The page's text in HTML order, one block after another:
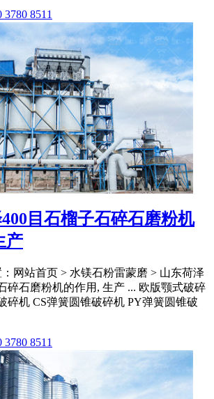
8511
目石榴子石碎石磨粉机
产
网站首页 > 水镁石粉雷蒙磨 > 山东荷泽
碎石磨粉机的作用, 生产 ... 欧版颚式破碎
碎机 CS弹簧圆锥破碎机 PY弹簧圆锥破
8511